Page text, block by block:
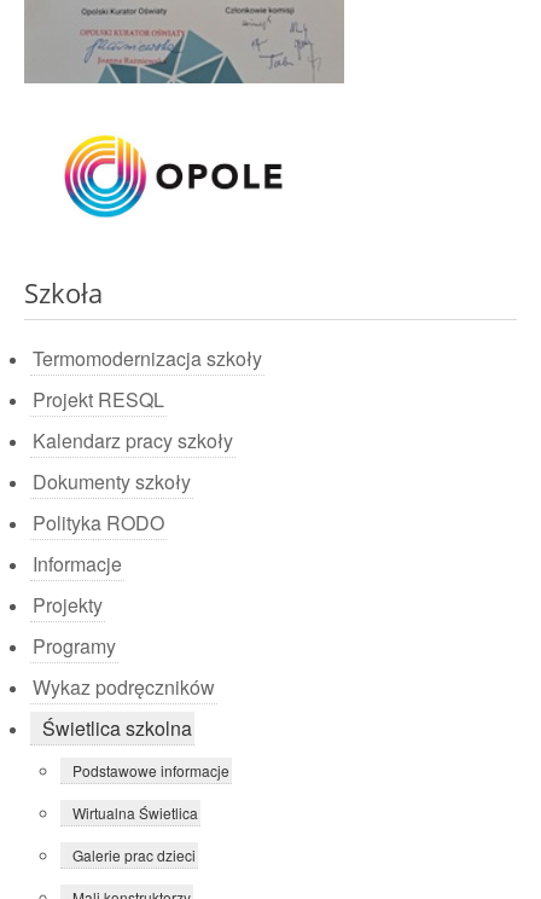
Szkoła
Termomodernizacja szkoły
Projekt RESQL
Kalendarz pracy szkoły
Dokumenty szkoły
Polityka RODO
Informacje
Projekty
Programy
Wykaz podręczników
Świetlica szkolna
Podstawowe informacje
Wirtualna Świetlica
Galerie prac dzieci